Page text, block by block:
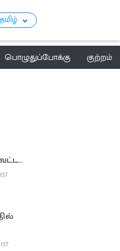
பொழுதுப்போக்கு
குற்றம்